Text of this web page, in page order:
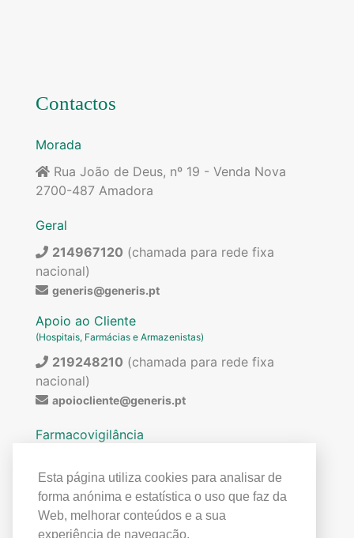
Esta página utiliza cookies para analisar de
forma anónima e estatística o uso que faz da
Web, melhorar conteúdos e a sua
experiência de navegação.
Contactos
Morada
Rua João de Deus, nº 19 - Venda Nova
2700-487 Amadora
Geral
214967120 (chamada para rede fixa
nacional)
generis@generis.pt
Apoio ao Cliente
(Hospitais, Farmácias e Armazenistas)
219248210 (chamada para rede fixa
nacional)
apoiocliente@generis.pt
Farmacovigilância
medicamentos ou para qualquer assunto relacionado
com farmacovigilância (ex: reações adversas)
contactar:
219849300(chamada para rede fixa